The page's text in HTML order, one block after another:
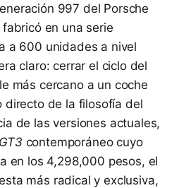
997 del Porsche
fabricó en una serie
a 600 unidades a nivel
claro: cerrar el ciclo del
más cercano a un coche
directo de la filosofía del
de las versiones actuales,
contemporáneo cuyo
en los 4,298,000 pesos, el
más radical y exclusiva,